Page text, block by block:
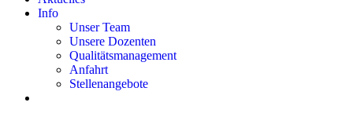
Info
Unser Team
Unsere Dozenten
Qualitätsmanagement
Anfahrt
Stellenangebote